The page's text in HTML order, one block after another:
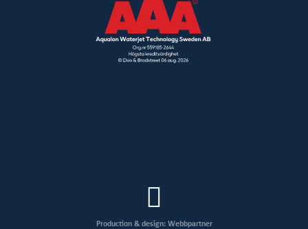
Production & design: Webbpartner